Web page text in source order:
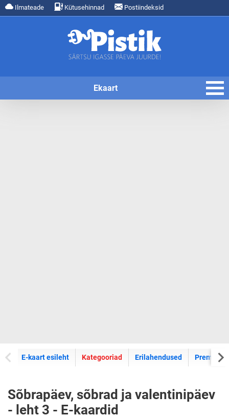
Ilmateade Kütusehinnad Postiindeksid
Ekaart
E-kaart esileht E-kaartide
Kategooriad Erilahendused Premium
Sõbrapäev, sõbrad ja valentinipäev
- leht 3 - E-kaardid